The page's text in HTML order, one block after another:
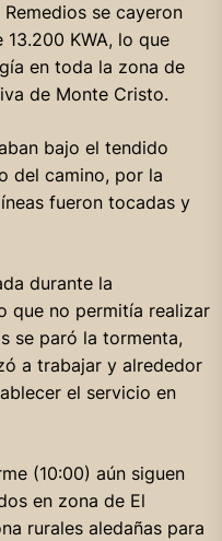
se cayeron
KWA, lo que
en toda la zona de
de Monte Cristo.
bajo el tendido
del camino, por la
fueron tocadas y
durante la
que no permitía realizar
se paró la tormenta,
a trabajar y alrededor
el servicio en
(10:00) aún siguen
en zona de El
rurales aledañas para